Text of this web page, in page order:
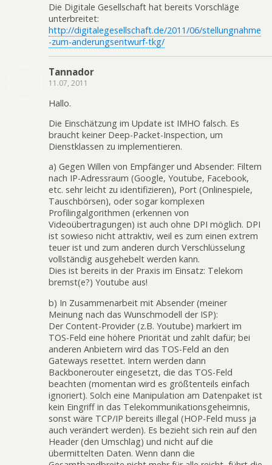
Die Digitale Gesellschaft hat bereits Vorschläge
unterbreitet:
http://digitalegesellschaft.de/2011/06/stellungnahme
-zum-anderungsentwurf-tkg/
Tannador
11.07, 2011
Hallo.
Die Einschätzung im Update ist IMHO falsch. Es
braucht keiner Deep-Packet-Inspection, um
Dienstklassen zu implementieren.
a) Gegen Willen von Empfänger und Absender: Filtern
nach IP-Adressraum (Google, Youtube, Facebook,
etc. sehr leicht zu identifizieren), Port (Onlinespiele,
Tauschbörsen), oder sogar komplexen
Profilingalgorithmen (erkennen von
Videoübertragungen) ist auch ohne DPI möglich. DPI
ist sowieso nicht attraktiv, weil es zum einen extrem
teuer ist und zum anderen durch Verschlüsselung
vollständig ausgehebelt werden kann.
Dies ist bereits in der Praxis im Einsatz: Telekom
bremst(e?) Youtube aus!
b) In Zusammenarbeit mit Absender (meiner
Meinung nach das Wunschmodell der ISP):
Der Content-Provider (z.B. Youtube) markiert im
TOS-Feld eine höhere Priorität und zahlt dafür; bei
anderen Anbietern wird das TOS-Feld an den
Gateways resettet. Intern werden dann
Backbonerouter eingesetzt, die das TOS-Feld
beachten (momentan wird es größtenteils einfach
ignoriert). Solch eine Manipulation am Datenpaket ist
kein Eingriff in das Telekommunikationsgeheimnis,
sonst wäre TCP/IP bereits illegal (HOP-Feld muss ja
auch verändert werden). Es bezieht sich rein auf den
Header (den Umschlag) und nicht auf die
übermittelten Daten. Wenn dann die